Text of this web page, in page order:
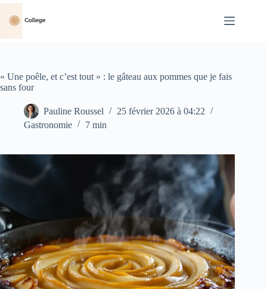
Passer
contenu
« Une poêle, et c’est tout » : le gâteau aux pommes que je fais
sans four
Pauline Roussel
25 février 2026 à 04:22
Gastronomie
7 min